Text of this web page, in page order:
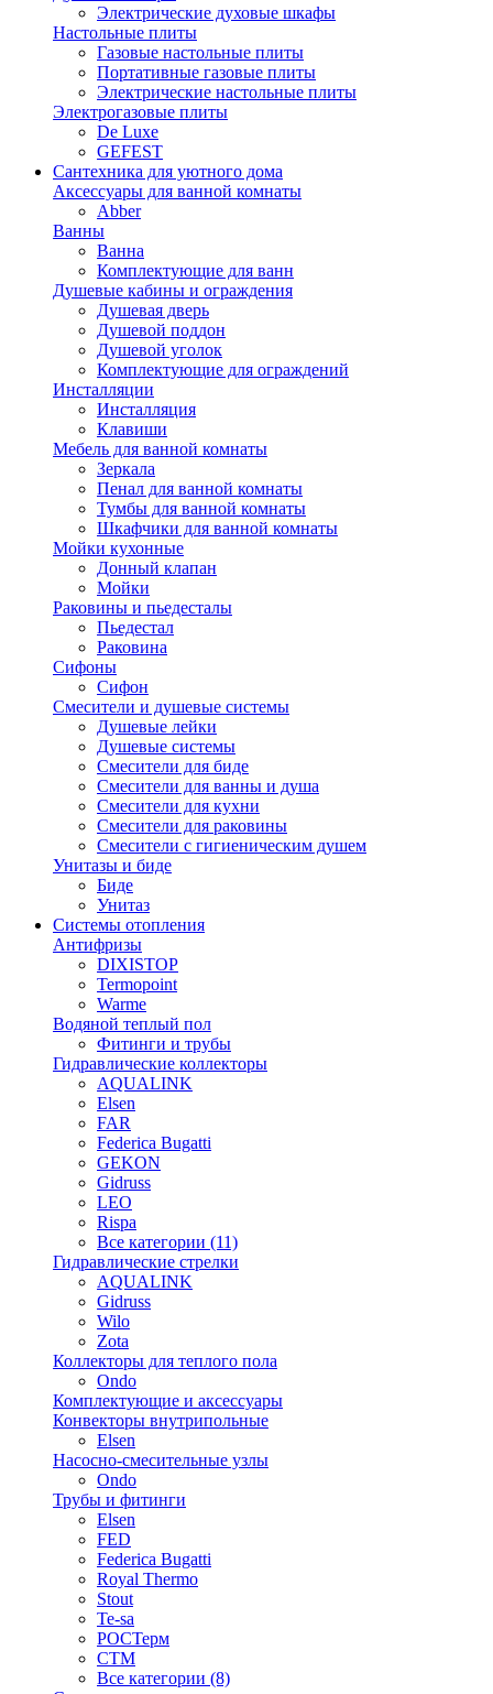
Электрические духовые шкафы
Настольные плиты
Газовые настольные плиты
Портативные газовые плиты
Электрические настольные плиты
Электрогазовые плиты
De Luxe
GEFEST
Сантехника для уютного дома
Аксессуары для ванной комнаты
Abber
Ванны
Ванна
Комплектующие для ванн
Душевые кабины и ограждения
Душевая дверь
Душевой поддон
Душевой уголок
Комплектующие для ограждений
Инсталляции
Инсталляция
Клавиши
Мебель для ванной комнаты
Зеркала
Пенал для ванной комнаты
Тумбы для ванной комнаты
Шкафчики для ванной комнаты
Мойки кухонные
Донный клапан
Мойки
Раковины и пьедесталы
Пьедестал
Раковина
Сифоны
Сифон
Смесители и душевые системы
Душевые лейки
Душевые системы
Смесители для биде
Смесители для ванны и душа
Смесители для кухни
Смесители для раковины
Смесители с гигиеническим душем
Унитазы и биде
Биде
Унитаз
Системы отопления
Антифризы
DIXISTOP
Termopoint
Warme
Водяной теплый пол
Фитинги и трубы
Гидравлические коллекторы
AQUALINK
Elsen
FAR
Federica Bugatti
GEKON
Gidruss
LEO
Rispa
Все категории (11)
Гидравлические стрелки
AQUALINK
Gidruss
Wilo
Zota
Коллекторы для теплого пола
Ondo
Комплектующие и аксессуары
Конвекторы внутрипольные
Elsen
Насосно-смесительные узлы
Ondo
Трубы и фитинги
Elsen
FED
Federica Bugatti
Royal Thermo
Stout
Te-sa
РОСТерм
СТМ
Все категории (8)